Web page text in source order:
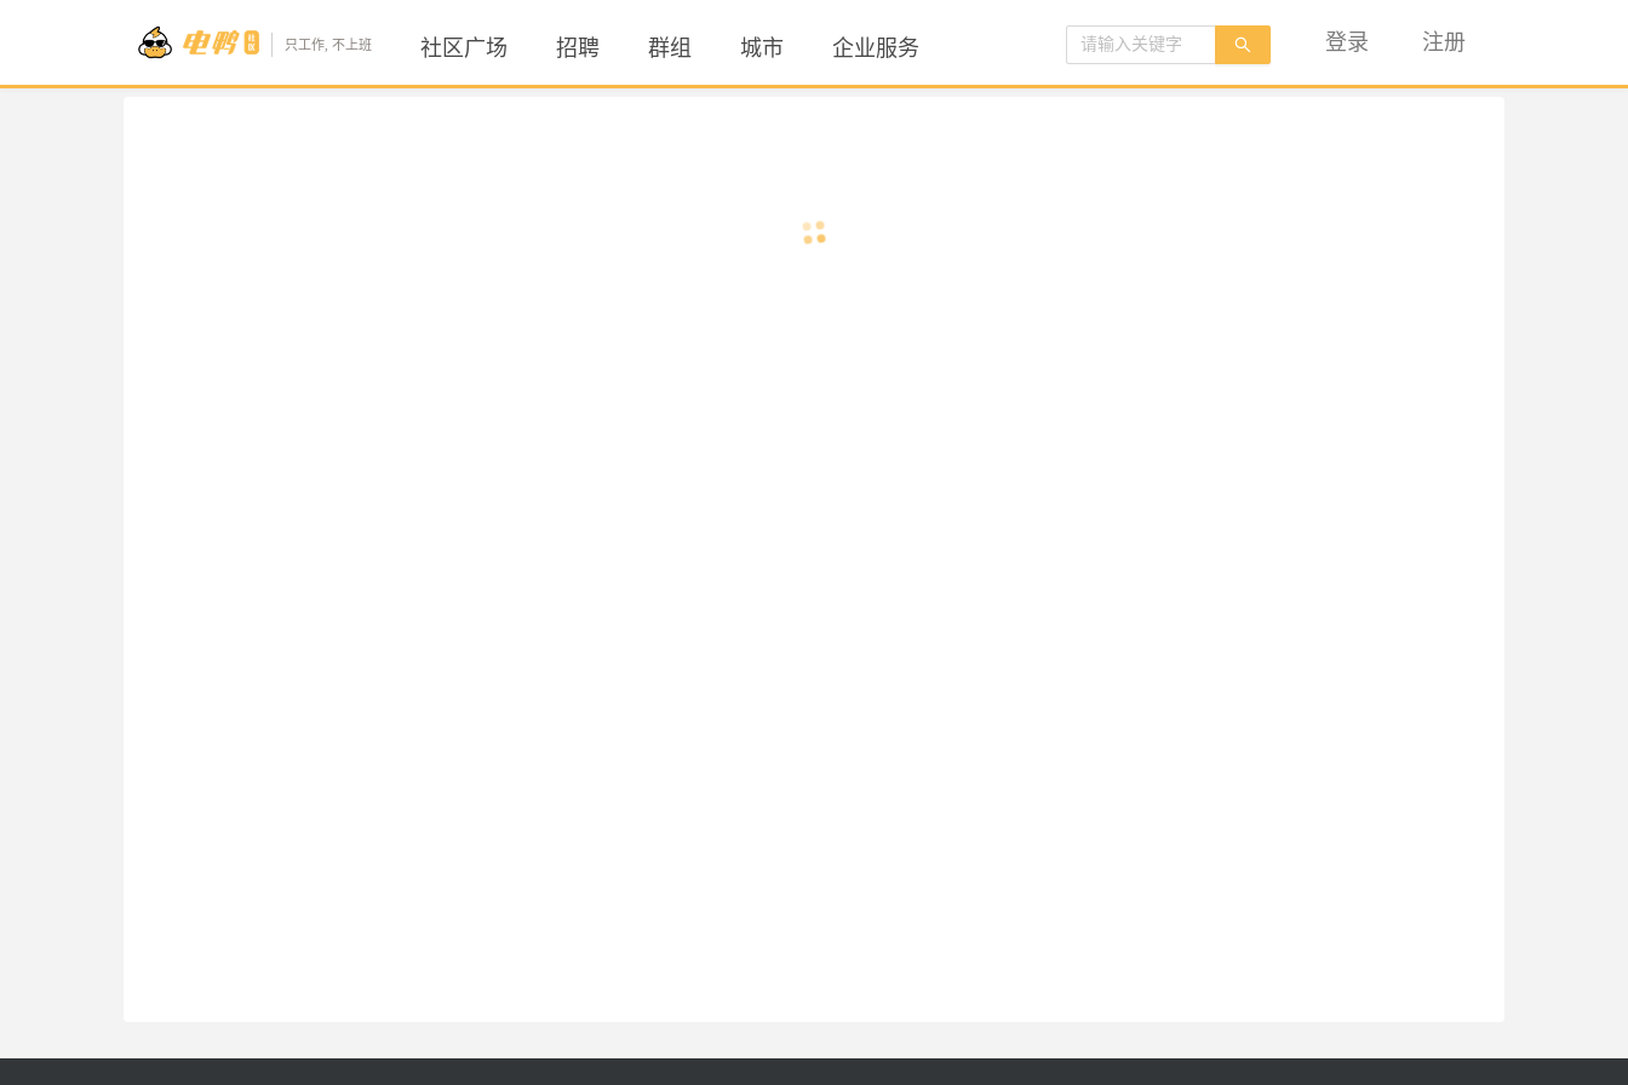
只工作, 不上班 社区广场 招聘 群组 城市 企业服务 登录 注册